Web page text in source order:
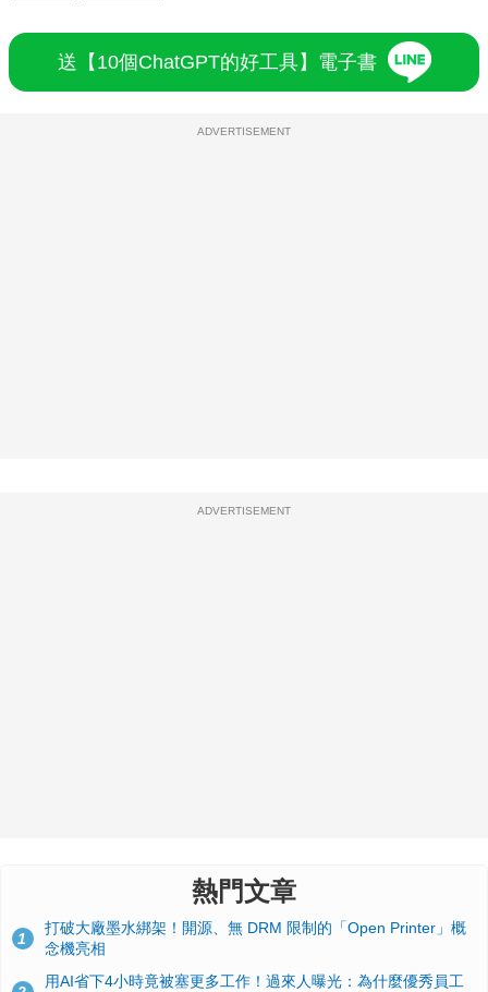
送【10個ChatGPT的好工具】電子書
ADVERTISEMENT
ADVERTISEMENT
熱門文章
1
打破大廠墨水綁架！開源、無 DRM 限制的「Open Printer」概
念機亮相
用AI省下4小時竟被塞更多工作！過來人曝光：為什麼優秀員工